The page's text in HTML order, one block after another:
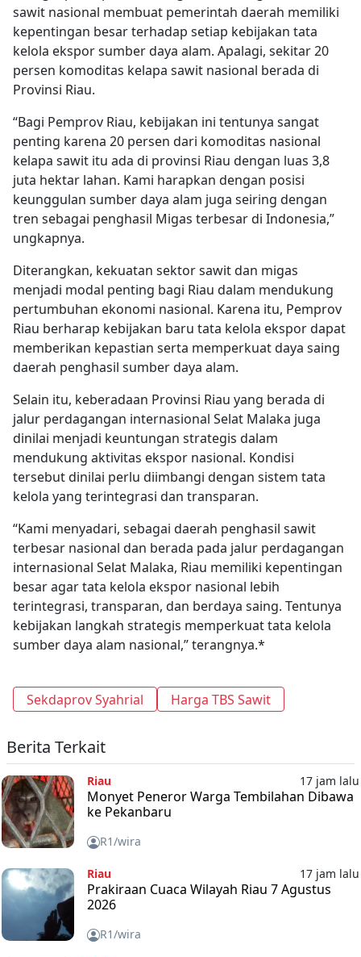
sawit nasional membuat pemerintah daerah memiliki
kepentingan besar terhadap setiap kebijakan tata
kelola ekspor sumber daya alam. Apalagi, sekitar 20
persen komoditas kelapa sawit nasional berada di
Provinsi Riau.
“Bagi Pemprov Riau, kebijakan ini tentunya sangat
penting karena 20 persen dari komoditas nasional
kelapa sawit itu ada di provinsi Riau dengan luas 3,8
juta hektar lahan. Kami harapkan dengan posisi
keunggulan sumber daya alam juga seiring dengan
tren sebagai penghasil Migas terbesar di Indonesia,”
ungkapnya.
Diterangkan, kekuatan sektor sawit dan migas
menjadi modal penting bagi Riau dalam mendukung
pertumbuhan ekonomi nasional. Karena itu, Pemprov
Riau berharap kebijakan baru tata kelola ekspor dapat
memberikan kepastian serta memperkuat daya saing
daerah penghasil sumber daya alam.
Selain itu, keberadaan Provinsi Riau yang berada di
jalur perdagangan internasional Selat Malaka juga
dinilai menjadi keuntungan strategis dalam
mendukung aktivitas ekspor nasional. Kondisi
tersebut dinilai perlu diimbangi dengan sistem tata
kelola yang terintegrasi dan transparan.
“Kami menyadari, sebagai daerah penghasil sawit
terbesar nasional dan berada pada jalur perdagangan
internasional Selat Malaka, Riau memiliki kepentingan
besar agar tata kelola ekspor nasional lebih
terintegrasi, transparan, dan berdaya saing. Tentunya
kebijakan langkah strategis memperkuat tata kelola
sumber daya alam nasional,” terangnya.*
Sekdaprov Syahrial Harga TBS Sawit
Berita Terkait
Riau 17 jam lalu
Monyet Peneror Warga Tembilahan Dibawa
ke Pekanbaru
R1/wira
Riau 17 jam lalu
Prakiraan Cuaca Wilayah Riau 7 Agustus
2026
R1/wira